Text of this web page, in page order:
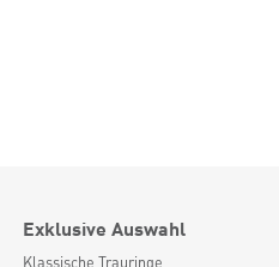
Exklusive Auswahl
Klassische Trauringe